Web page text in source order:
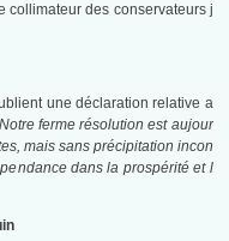
collimateur des conservateurs j
une déclaration relative a
Notre ferme résolution est aujour
mais sans précipitation incon
dans la prospérité et l